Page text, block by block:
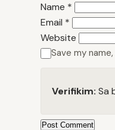
Name *
Email *
Website
Save my
Verifikim: Sa
Post Comment